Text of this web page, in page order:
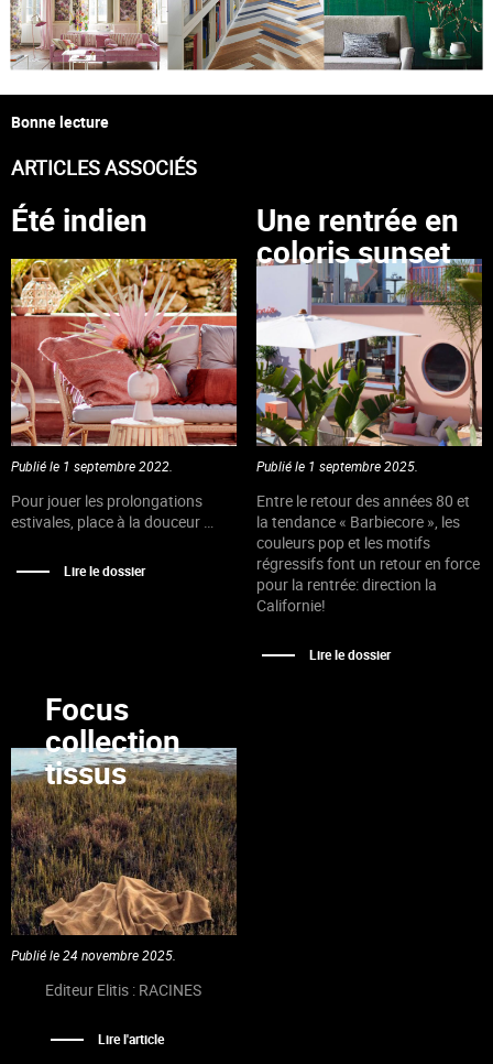
Bonne lecture
ARTICLES ASSOCIÉS
Publié le 1 septembre 2022.
Été indien
Pour jouer les prolongations
estivales, place à la douceur …
Lire le dossier
Publié le 1 septembre 2025.
Une rentrée en
coloris sunset
Entre le retour des années 80 et
la tendance « Barbiecore », les
couleurs pop et les motifs
régressifs font un retour en force
pour la rentrée: direction la
Californie!
Lire le dossier
Publié le 24 novembre 2025.
Focus
collection
tissus
Editeur Elitis : RACINES
Lire l'article